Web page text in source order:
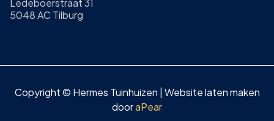
Ledeboerstraat 31
5048 AC Tilburg
Copyright © Hermes Tuinhuizen | Website laten maken
dooraPear